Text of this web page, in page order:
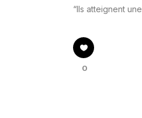
“Ils atteignent une
0